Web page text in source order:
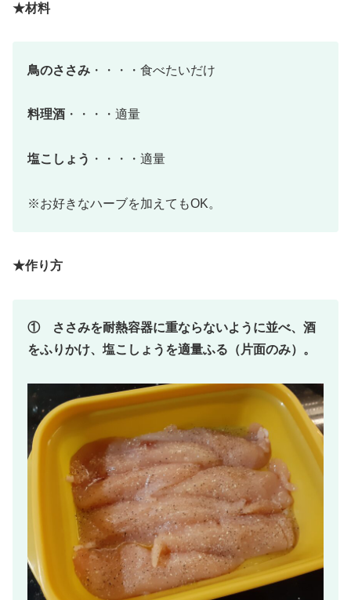
★材料
鳥のささみ ・・・・食べたいだけ
料理酒 ・・・・適量
塩こしょう ・・・・適量
※お好きなハーブを加えてもOK。
★作り方
① ささみを耐熱容器に重ならないように並べ、酒
をふりかけ、塩こしょうを適量ふる（片面のみ）。